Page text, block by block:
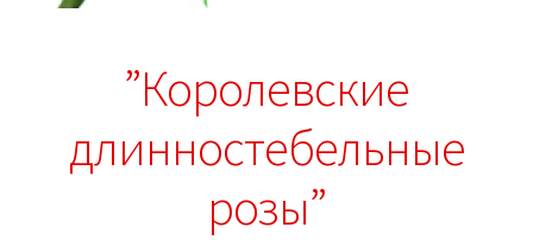
”Королевские
длинностебельные
розы”